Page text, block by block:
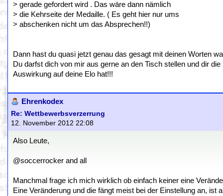
> gerade gefordert wird . Das wäre dann nämlich
> die Kehrseite der Medaille. ( Es geht hier nur ums
> abschenken nicht um das Absprechen!!)
Dann hast du quasi jetzt genau das gesagt mit deinen Worten
Du darfst dich von mir aus gerne an den Tisch stellen und dir
Auswirkung auf deine Elo hat!!!
Ehrenkodex
Re: Wettbewerbsverzerrung
12. November 2012 22:08
Also Leute,
@soccerrocker and all
Manchmal frage ich mich wirklich ob einfach keiner eine
Eine Veränderung und die fängt meist bei der Einstellung an,